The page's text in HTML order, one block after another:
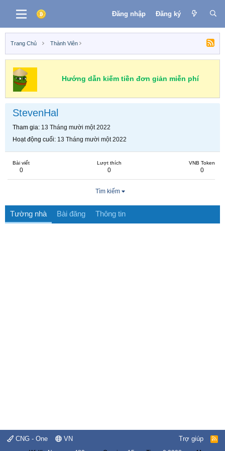
Đăng nhập Đăng ký
Trang Chủ Thành Viên
Hướng dẫn kiếm tiền đơn giản miễn phí
StevenHal
Tham gia 13 Tháng mười một 2022
Hoạt động cuối 13 Tháng mười một 2022
Bài viết
0
Lượt thích
0
VNB Token
0
Tìm kiếm
Tường nhà Bài đăng Thông tin
CNG - One VN Trợ giúp
R